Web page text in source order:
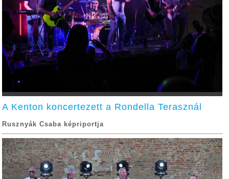
A Kenton koncertezett a Rondella Terasznál
Rusznyák Csaba képriportja